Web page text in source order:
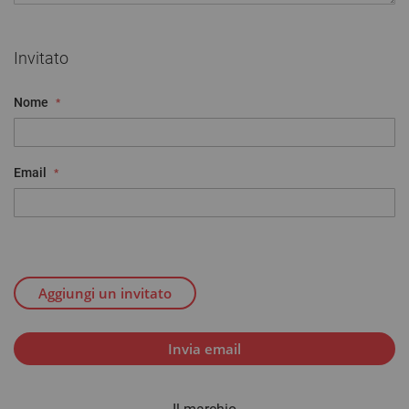
Invitato
Nome
Email
Aggiungi un invitato
Invia email